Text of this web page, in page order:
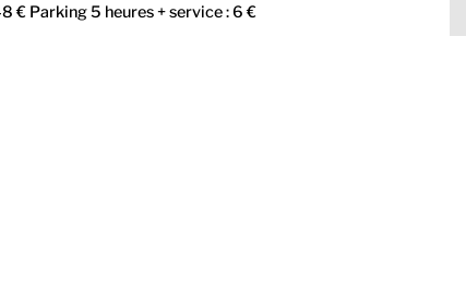
€ Parking 5 heures + service : 6 €